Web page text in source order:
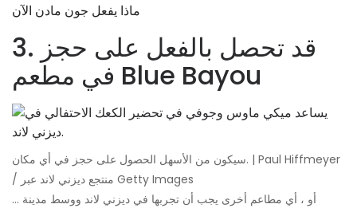
ماذا يفعل جون مادن الآن
3. قد تحصل بالفعل على حجز
في مطعم Blue Bayou
سيكون من الأسهل الحصول على حجز في أي مكان. | Paul Hiffmeyer
/ منتجع ديزني لاند عبر Getty Images
… أو ، أي مطاعم أخرى يجب أن تجربها في ديزني لاند ووسط مدينة